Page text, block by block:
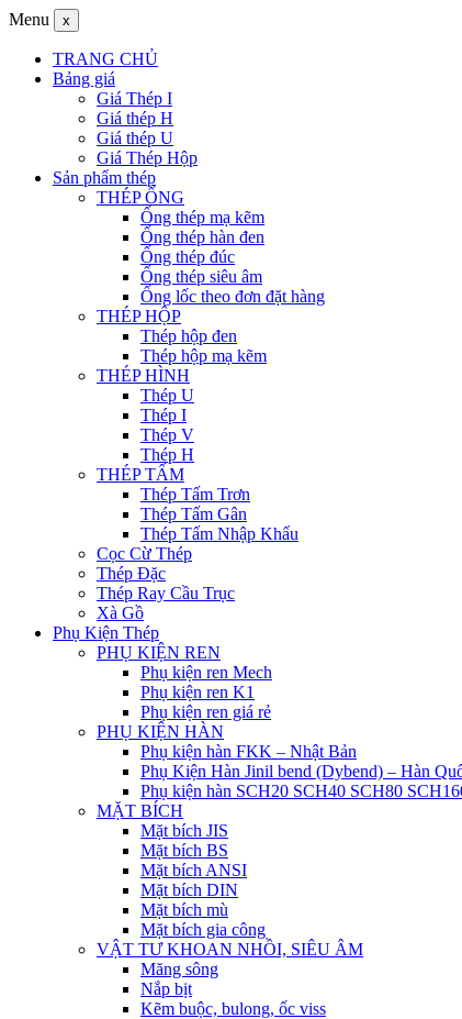
Menu x
TRANG CHỦ
Bảng giá
Giá Thép I
Giá thép H
Giá thép U
Giá Thép Hộp
Sản phẩm thép
THÉP ỐNG
Ống thép mạ kẽm
Ống thép hàn đen
Ống thép đúc
Ống thép siêu âm
Ống lốc theo đơn đặt hàng
THÉP HỘP
Thép hộp đen
Thép hộp mạ kẽm
THÉP HÌNH
Thép U
Thép I
Thép V
Thép H
THÉP TẤM
Thép Tấm Trơn
Thép Tấm Gân
Thép Tấm Nhập Khẩu
Cọc Cừ Thép
Thép Đặc
Thép Ray Cầu Trục
Xà Gồ
Phụ Kiện Thép
PHỤ KIỆN REN
Phụ kiện ren Mech
Phụ kiện ren K1
Phụ kiện ren giá rẻ
PHỤ KIỆN HÀN
Phụ kiện hàn FKK – Nhật Bản
Phụ Kiện Hàn Jinil bend (Dybend) – Hàn
Phụ kiện hàn SCH20 SCH40 SCH80
MẶT BÍCH
Mặt bích JIS
Mặt bích BS
Mặt bích ANSI
Mặt bích DIN
Mặt bích mù
Mặt bích gia công
VẬT TƯ KHOAN NHỒI, SIÊU ÂM
Măng sông
Nắp bịt
Kẽm buộc, bulong, ốc viss